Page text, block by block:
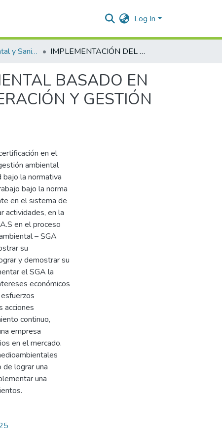
Log In
Ingeniería Ambiental y Sanitaria. IMPLEMENTACIÓN DEL SISTEMA DE GESTIÓN AMBIENTAL BASADO EN LA NORMA ISO 14001-2015 PARA LA ENTIDAD OPERACIÓN Y GESTIÓN INTEGRAL OPEGIN S.A.S.
BASADO EN
Y GESTIÓN
en el
ambiental
la normativa
bajo la norma
en el sistema de
actividades, en la
en el proceso
– SGA
su
y demostrar su
el SGA la
económicos
acciones
continuo,
empresa
en el mercado.
lograr una
una